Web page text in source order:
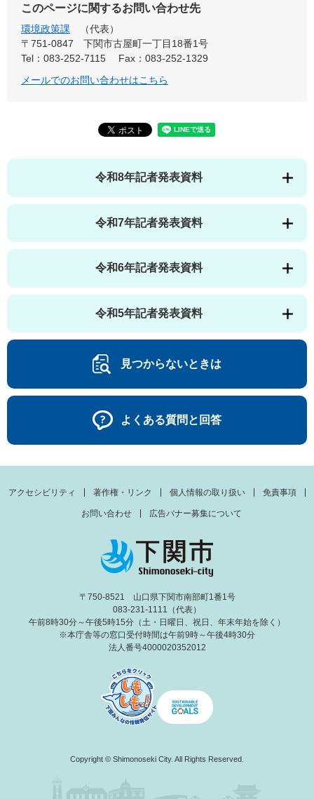
このページに関するお問い合わせ先
環境政策課
代表
〒751-0847
下関市古屋町一丁目18番1号
Tel：083-252-7115
Fax：083-252-1329
メールでのお問い合わせはこちら
令和8年記者発表資料
令和7年記者発表資料
令和6年記者発表資料
令和5年記者発表資料
見つからないときは
よくある質問と回答
アクセシビリティ 著作権・リンク 個人情報の取り扱い 免責事項
お問い合わせ 広告バナー募集について
〒750-8521 山口県下関市南部町1番1号
083-231-1111（代表）
午前8時30分～午後5時15分（土・日曜日、祝日、年末年始を除く）
※本庁舎等の窓口受付時間は午前9時～午後4時30分
法人番号4000020352012
Copyright © Shimonoseki City. All Rights Reserved.